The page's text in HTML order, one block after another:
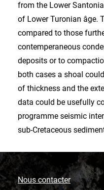
from the Lower
of Lower Turonian âge.
compared to those
contemperaneous
deposits or to
both cases a shoal
of thickness and the
data could be usefully
programme seismic
sub-Cretaceous
Nous contacter